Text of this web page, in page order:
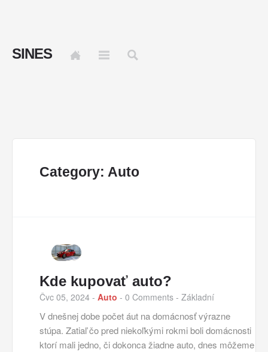
SINES
Category: Auto
Kde kupovať auto?
Čvc 05, 2024 - Auto - 0 Comments - Základní
V dnešnej dobe počet áut na domácnosť výrazne
stúpa. Zatiaľ čo pred niekoľkými rokmi boli domácnosti
ktorí mali jedno, či dokonca žiadne auto, dnes môžeme